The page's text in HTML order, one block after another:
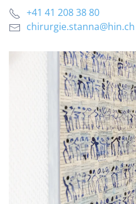
+41 41 208 38 80
chirurgie.stanna@hin.ch